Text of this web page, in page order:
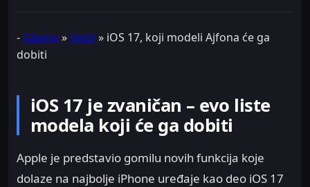
- Glavna »Vesti » iOS 17, koji modeli Ajfona će ga
dobiti
iOS 17 je zvaničan – evo liste
modela koji će ga dobiti
Apple je predstavio gomilu novih funkcija koje
dolaze na najbolje iPhone uređaje kao deo iOS 17